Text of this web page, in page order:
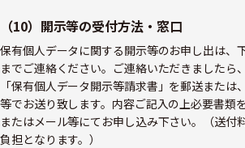
（10）開示等の受付方法・窓口
保有個人データに関する開示等のお申し出は、
までご連絡ください。ご連絡いただきましたら
「保有個人データ開示等請求書」を郵送または
等でお送り致します。内容ご記入の上必要書類
またはメール等にてお申し込み下さい。（送付
負担となります。）